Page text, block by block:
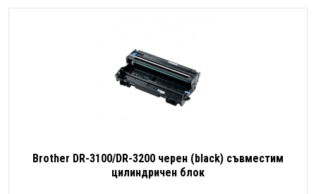
Brother DR-3100/DR-3200 черен (black) съвместим
цилиндричен блок